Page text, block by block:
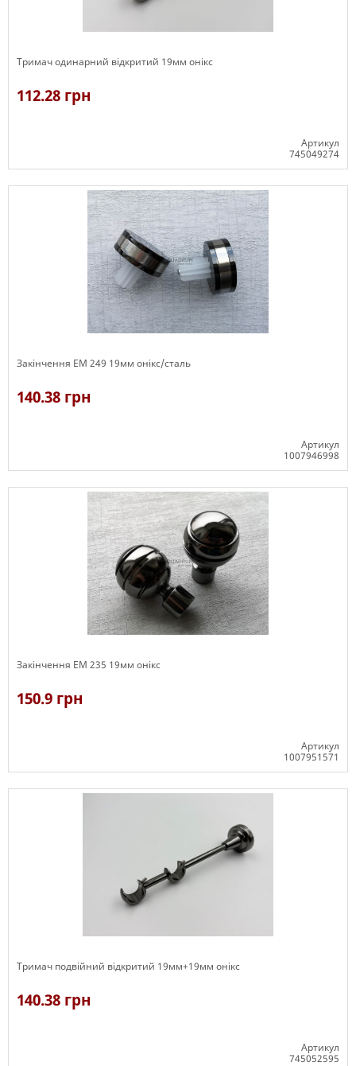
Тримач одинарний відкритий 19мм онікс
112.28 грн
Артикул
745049274
Закінчення ЕМ 249 19мм онікс/сталь
140.38 грн
Артикул
1007946998
Закінчення ЕМ 235 19мм онікс
150.9 грн
Артикул
1007951571
Тримач подвійний відкритий 19мм+19мм онікс
140.38 грн
Артикул
745052595